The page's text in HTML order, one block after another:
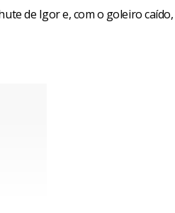
de Igor e, com o goleiro caído,